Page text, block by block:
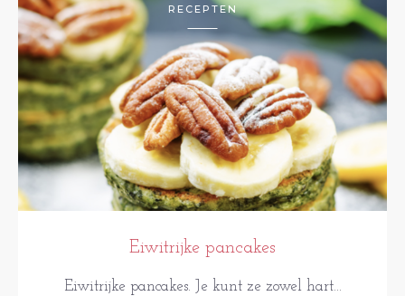
RECEPTEN
Eiwitrijke pancakes
Eiwitrijke pancakes. Je kunt ze zowel hart...